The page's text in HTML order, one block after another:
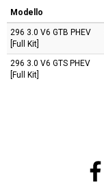
Modello
296 3.0 V6 GTB PHEV
[Full Kit]
296 3.0 V6 GTS PHEV
[Full Kit]